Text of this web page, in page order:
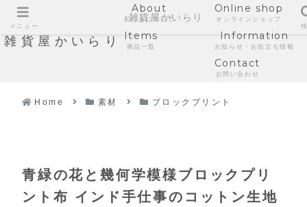
雑貨屋かいらり
About
私たちについて
Online shop
オンラインショップ
Items
商品一覧
Information
お知らせ・お役立ち情報
Contact
お問い合わせ
Home 素材 ブロックプリント
青緑の花と幾何学模様ブロックプリ
ント布 インド手仕事のコットン生地
メニュー
雑貨屋かいらり